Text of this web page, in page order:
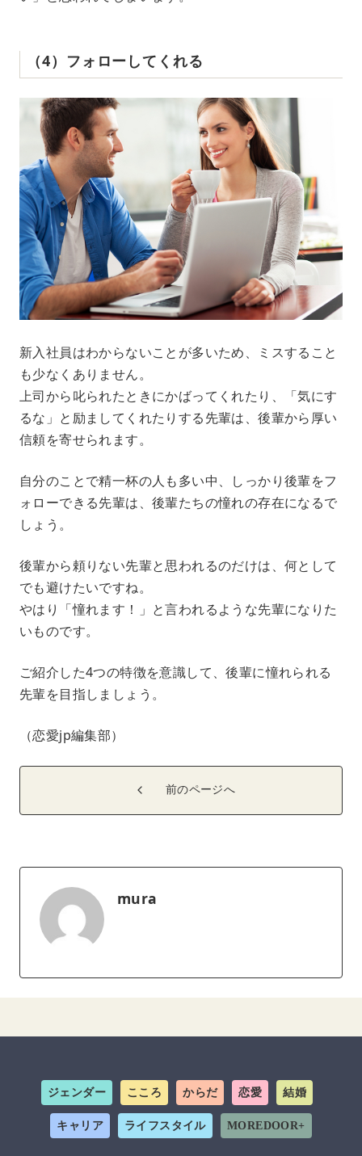
（4）フォローしてくれる
新入社員はわからないことが多いため、ミスすること
も少なくありません。
上司から叱られたときにかばってくれたり、「気にす
るな」と励ましてくれたりする先輩は、後輩から厚い
信頼を寄せられます。
自分のことで精一杯の人も多い中、しっかり後輩をフ
ォローできる先輩は、後輩たちの憧れの存在になるで
しょう。
後輩から頼りない先輩と思われるのだけは、何として
でも避けたいですね。
やはり「憧れます！」と言われるような先輩になりた
いものです。
ご紹介した4つの特徴を意識して、後輩に憧れられる
先輩を目指しましょう。
（恋愛jp編集部）
前のページへ
mura
ジェンダー こころ からだ 恋愛 結婚
キャリア ライフスタイル MOREDOOR+